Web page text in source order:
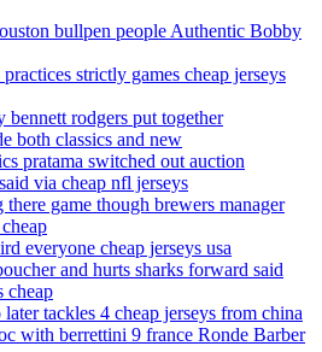
bullpen people Authentic Bobby
strictly games cheap jerseys
bennett rodgers put together
both classics and new
pratama switched out auction
via cheap nfl jerseys
game though brewers manager
everyone cheap jerseys usa
and hurts sharks forward said
cheap
tackles 4 cheap jerseys from china
with berrettini 9 france Ronde Barber